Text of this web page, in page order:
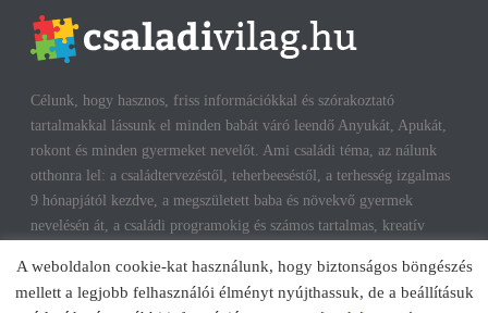
Célunk, hogy hasznos, friss információkkal és szórakoztató
tartalmakkal lássunk el minden babát váró leendő Anyukát, Apukát,
rokont és minden gyermeket nevelőt. Ami családi téma, az nálunk
otthonra lel: a családtervezéstől, teherbeeséstől, a terhesség izgalmas
9 hónapjától kezdve, a megszületett baba és növekvő gyermek
nevelésén át, a családi programokig és számos tartalmas, kreatív
gyermekkorhoz, gyerekeink testi és lelki egészségéhez az út többek
között a szülők megfelelő attitűdje, kíváncsisága, jól informáltsága
A weboldalon cookie-kat használunk, hogy biztonságos böngészés
mellett a legjobb felhasználói élményt nyújthassuk, de a beállításuk